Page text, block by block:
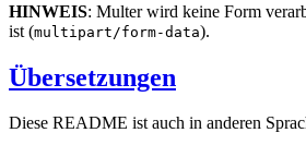
HINWEIS: Multer wird keine Form
ist (multipart/form-data).
Übersetzungen
Diese README ist auch in anderen